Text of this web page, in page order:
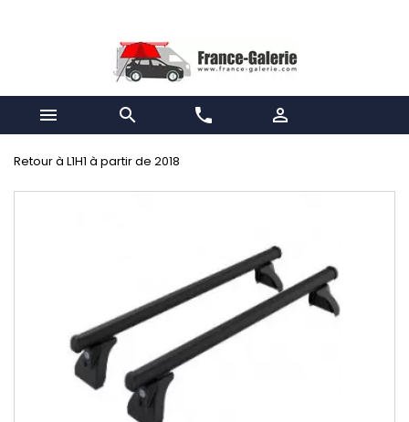
  phone 
Retour à L1H1 à partir de 2018